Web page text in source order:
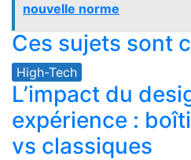
nouvelle norme
Ces sujets sont
High-Tech
L’impact du
expérience :
vs classiques